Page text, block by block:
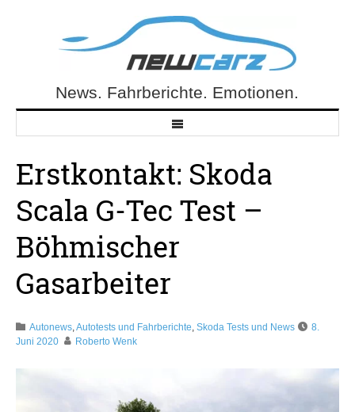
NewCarz.deNews. Fahrberichte. Emotionen.
Erstkontakt: Skoda
Scala G-Tec Test –
Böhmischer
Gasarbeiter
Autonews,Autotests und Fahrberichte, Skoda Tests und News
8.
Juni 2020
Roberto Wenk